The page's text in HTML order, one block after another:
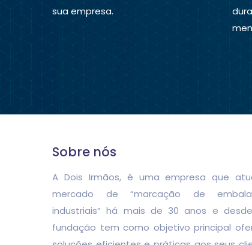
sua empresa.
Sobre nós
A Dois Irmãos, é uma empresa que
mercado de “marcação de
industriais” há mais de 30 anos e
fundação tem como objetivo principal